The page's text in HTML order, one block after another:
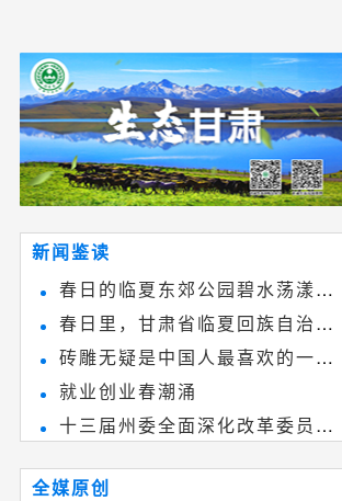
新闻鉴读
春日的临夏东郊公园碧水荡漾、
春花烂漫
春日里，甘肃省临夏回族自治州
境内的刘家峡大桥，壮观美丽!
砖雕无疑是中国人最喜欢的一种
雕刻艺术，它不仅是民间实用美术
和建筑装饰艺术的有机结合，更成
为中国建筑史上彰品东方美不可磨
就业创业春潮涌
十三届州委全面深化改革委员会
第八次会议召开
全媒原创